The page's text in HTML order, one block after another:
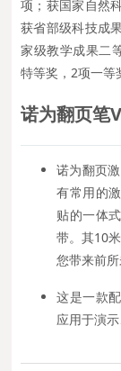
项；获国家自然
获省部级科技成
家级教学成果二
特等奖，2项一等
诺为翻页笔
诺为翻页
有常用的
贴的一体
带。其10
您带来前所
这是一款
应用于演